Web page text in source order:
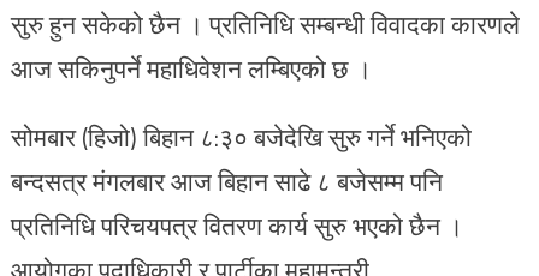
सुरु हुन सकेको छैन । प्रतिनिधि सम्बन्धी विवादका कारणले
आज सकिनुपर्ने महाधिवेशन लम्बिएको छ ।
सोमबार (हिजो) बिहान ८:३० बजेदेखि सुरु गर्ने भनिएको
बन्दसत्र मंगलबार आज बिहान साढे ८ बजेसम्म पनि
प्रतिनिधि परिचयपत्र वितरण कार्य सुरु भएको छैन ।